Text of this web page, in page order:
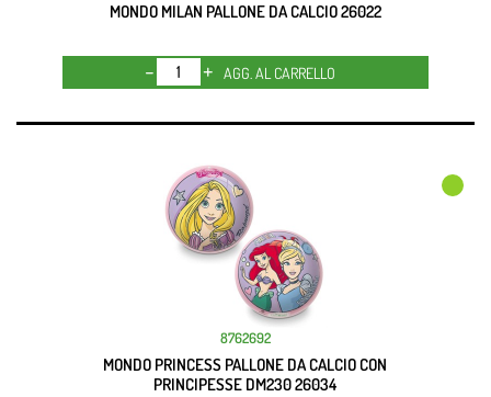
MONDO MILAN PALLONE DA CALCIO 26022
Quantità
AGG. AL CARRELLO
8762692
MONDO PRINCESS PALLONE DA CALCIO CON
PRINCIPESSE DM230 26034